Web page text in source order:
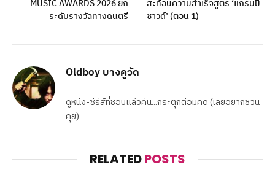
MUSIC AWARDS 2026 ยก
ระดับรางวัลทางดนตรี
สะท้อนความสำเร็จสูตร ‘แกรมมี่
ซาวด์’ (ตอน 1)
Oldboy บางคูวัด
ดูหนัง-ซีรีส์ที่ชอบแล้วคัน...กระตุกต่อมคิด (เลยอยากชวน
คุย)
RELATEDPOSTS